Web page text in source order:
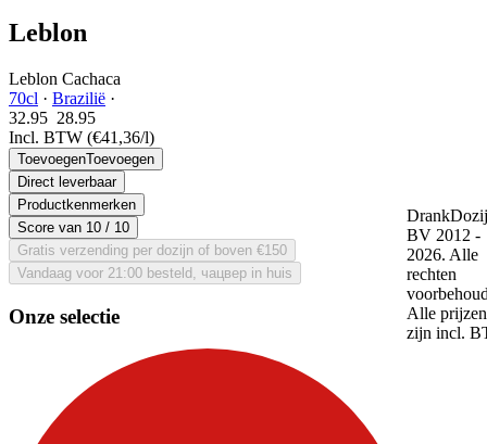
Leblon
Leblon Cachaca
70cl · Brazilië ·
32.95 28.95
Incl. BTW (€41,36/l)
ToevoegenToevoegen
Direct leverbaar
Productkenmerken
Score van 10 / 10
Gratis verzending per dozijn of boven €150
Vandaag voor 21:00 besteld, чацвер in huis
Onze selectie
BV 2012 -
2026. Alle
rechten
Alle prijzen
zijn incl.